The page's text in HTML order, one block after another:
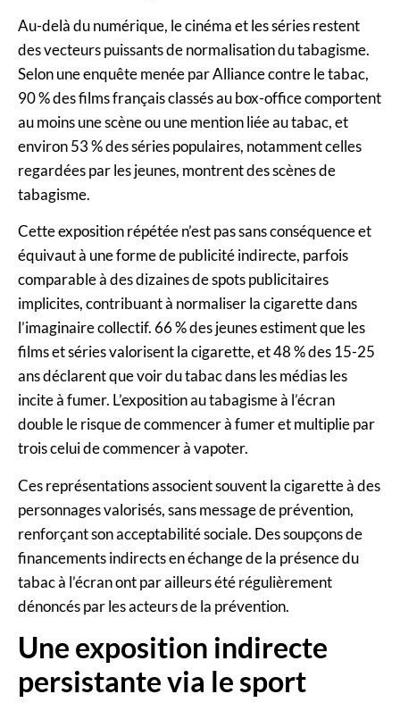
Au-delà du numérique, le cinéma et les séries restent
des vecteurs puissants de normalisation du tabagisme.
Selon une enquête menée par Alliance contre le tabac,
90 % des films français classés au box-office comportent
au moins une scène ou une mention liée au tabac, et
environ 53 % des séries populaires, notamment celles
regardées par les jeunes, montrent des scènes de
tabagisme.
Cette exposition répétée n’est pas sans conséquence et
équivaut à une forme de publicité indirecte, parfois
comparable à des dizaines de spots publicitaires
implicites, contribuant à normaliser la cigarette dans
l’imaginaire collectif. 66 % des jeunes estiment que les
films et séries valorisent la cigarette, et 48 % des 15-25
ans déclarent que voir du tabac dans les médias les
incite à fumer. L’exposition au tabagisme à l’écran
double le risque de commencer à fumer et multiplie par
trois celui de commencer à vapoter.
Ces représentations associent souvent la cigarette à des
personnages valorisés, sans message de prévention,
renforçant son acceptabilité sociale. Des soupçons de
financements indirects en échange de la présence du
tabac à l’écran ont par ailleurs été régulièrement
dénoncés par les acteurs de la prévention.
Une exposition indirecte
persistante via le sport